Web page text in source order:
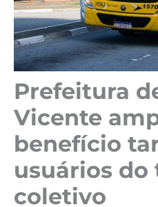
Prefeitura
Vicente
benefício
usuários
coletivo